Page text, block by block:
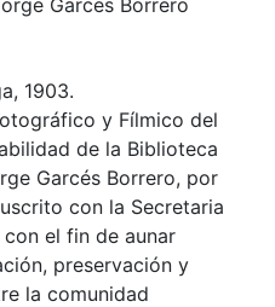
1903.
y Fílmico del
de la Biblioteca
Garcés Borrero, por
con la Secretaria
el fin de aunar
preservación y
la comunidad